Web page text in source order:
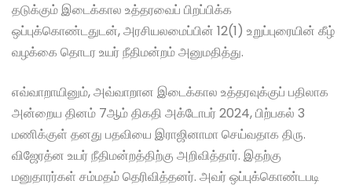
தடுக்கும் இடைக்கால உத்தரவைப் பிறப்பிக்க
ஒப்புக்கொண்டதுடன், அரசியலமைப்பின் 12(1) உறுப்புரையின் கீழ்
வழக்கை தொடர உயர் நீதிமன்றம் அனுமதித்து.
எவ்வாறாயினும், அவ்வாறான இடைக்கால உத்தரவுக்குப் பதிலாக
அன்றைய தினம் 7ஆம் திகதி அக்டோபர் 2024, பிற்பகல் 3
மணிக்குள் தனது பதவியை இராஜினாமா செய்வதாக திரு.
விஜேரத்ன உயர் நீதிமன்றத்திற்கு அறிவித்தார். இதற்கு
மனுதாரர்கள் சம்மதம் தெரிவித்தனர். அவர் ஒப்புக்கொண்டபடி